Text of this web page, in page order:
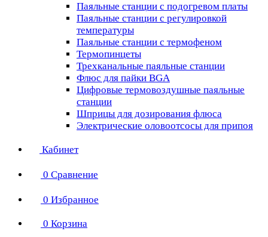
Паяльные станции с подогревом платы
Паяльные станции с регулировкой
температуры
Паяльные станции с термофеном
Термопинцеты
Трехканальные паяльные станции
Флюс для пайки BGA
Цифровые термовоздушные паяльные
станции
Шприцы для дозирования флюса
Электрические оловоотсосы для припоя
Кабинет
0 Сравнение
0 Избранное
0 Корзина